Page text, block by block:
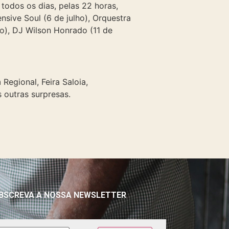
os dias, pelas 22 horas,
Soul (6 de julho), Orquestra
DJ Wilson Honrado (11 de
Feira Saloia,
surpresas.
A NOSSA NEWSLETTER